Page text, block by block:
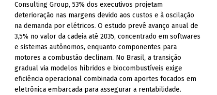
Consulting Group, 53% dos executivos projetam
deterioração nas margens devido aos custos e à oscilação
na demanda por elétricos. O estudo prevê avanço anual de
3,5% no valor da cadeia até 2035, concentrado em softwares
e sistemas autônomos, enquanto componentes para
motores a combustão declinam. No Brasil, a transição
gradual via modelos híbridos e biocombustíveis exige
eficiência operacional combinada com aportes focados em
eletrônica embarcada para assegurar a rentabilidade.